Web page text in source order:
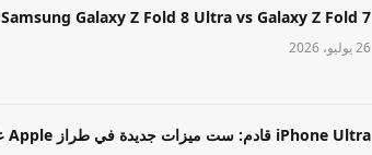
Samsung Galaxy Z Fold 8 Ultra vs Galaxy Z Fold 7: أيهما مميز قابل للطي يوفر قيمة أفضل
26 يوليو، 2026
iPhone Ultra قادم: ست ميزات جديدة في طراز Apple عالي المستوى